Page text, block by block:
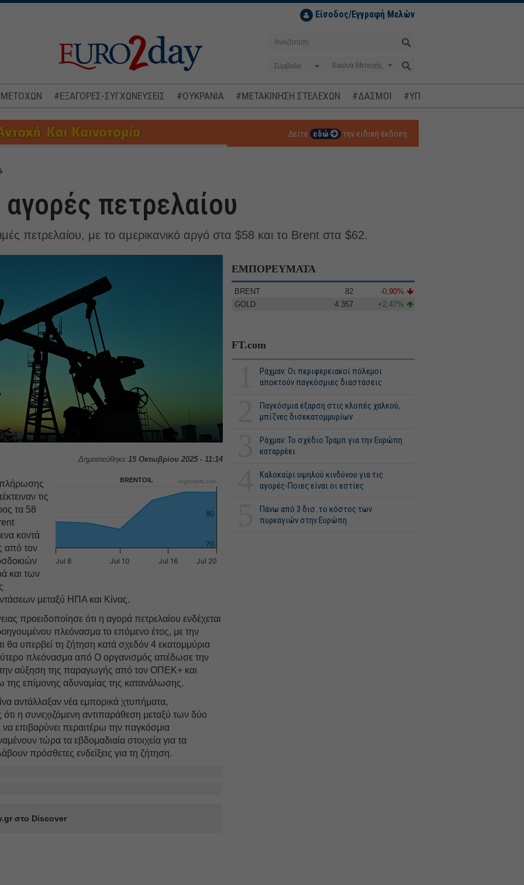
Είσοδος/Εγγραφή Μελών
Σύμβολο
ΜΕΤΟΧΩΝ #ΕΞΑΓΟΡΕΣ-ΣΥΓΧΩΝΕΥΣΕΙΣ #ΟΥΚΡΑΝΙΑ #ΜΕΤΑΚΙΝΗΣΗ ΣΤΕΛΕΧΩΝ #ΔΑΣΜΟΙ #ΥΠΟΚΛΟΠΕΣ
Δείτε εδώ την ειδική έκδοση
αγορές πετρελαίου
πετρελαίου, με το αμερικανικό αργό στα $58 και το Brent στα $62.
Δημοσιεύθηκε:15 Οκτωβρίου 2025 - 11:14
BRENTOIL
Jul 8 Jul 10 Jul 16 Jul 20
70
80
Highcharts.com
τις
τα 58
κοντά
από τον
και των
μεταξύ ΗΠΑ και Κίνας.
προειδοποίησε ότι η αγορά πετρελαίου ενδέχεται
πλεόνασμα το επόμενο έτος, με την
θα υπερβεί τη ζήτηση κατά σχεδόν 4 εκατομμύρια
πλεόνασμα από Ο οργανισμός απέδωσε την
αύξηση της παραγωγής από τον ΟΠΕΚ+ και
επίμονης αδυναμίας της κατανάλωσης.
αντάλλαξαν νέα εμπορικά χτυπήματα,
η συνεχιζόμενη αντιπαράθεση μεταξύ των δύο
επιβαρύνει περαιτέρω την παγκόσμια
τώρα τα εβδομαδιαία στοιχεία για τα
πρόσθετες ενδείξεις για τη ζήτηση.
στο Discover
ΕΜΠΟΡΕΥΜΑΤΑ
BRENT 82
-0,90%
GOLD
4.357 +2,47%
FT.com
Ράχμαν: Οι περιφερειακοί πόλεμοι
αποκτούν παγκόσμιες διαστάσεις
Παγκόσμια έξαρση στις κλοπές χαλκού,
μπίζνες δισεκατομμυρίων
Ράχμαν: Το σχέδιο Τραμπ για την Ευρώπη
καταρρέει
Καλοκαίρι υψηλού κινδύνου για τις
αγορές-Ποιες είναι οι εστίες
Πάνω από 3 δισ. το κόστος των
πυρκαγιών στην Ευρώπη